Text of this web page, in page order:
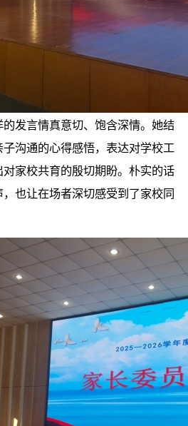
发言情真意切、饱含深情。她结
沟通的心得感悟，表达对学校工
家校共育的殷切期盼。朴实的话
也让在场者深切感受到了家校同